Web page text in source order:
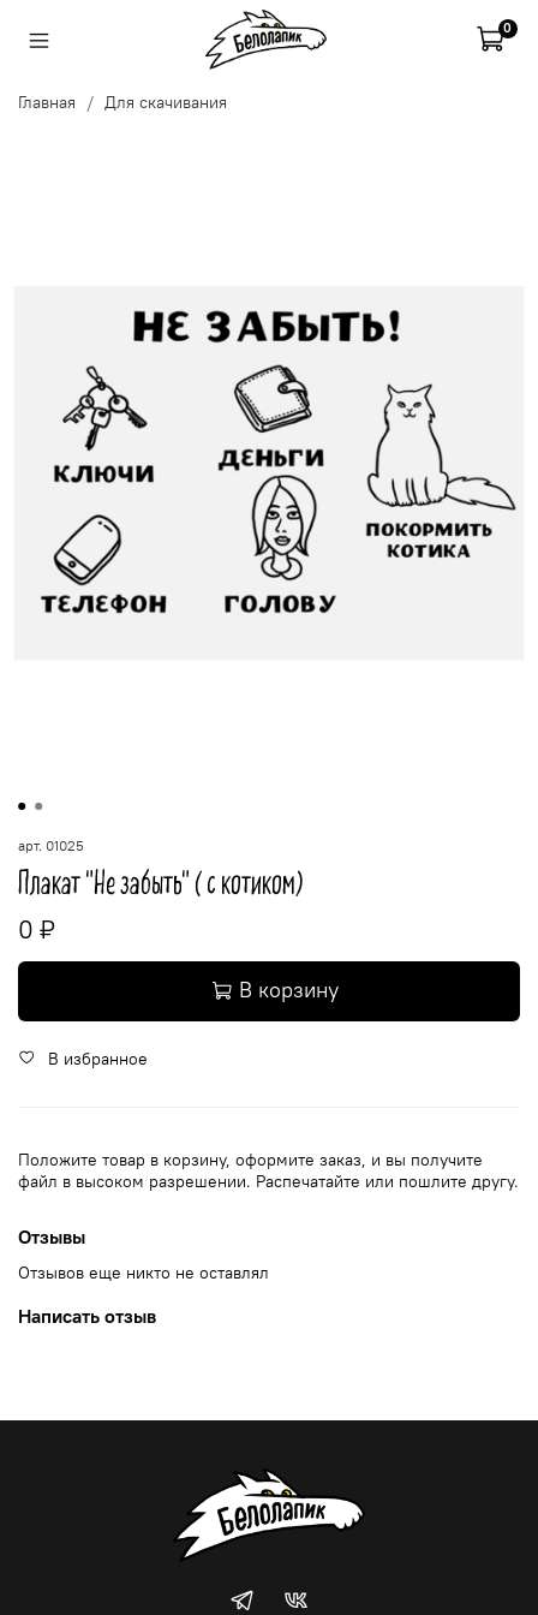
0
Главная Для скачивания
арт. 01025
Плакат "Не забыть" ( с котиком)
0 ₽
В корзину
В избранное
Положите товар в корзину, оформите заказ, и вы получите
файл в высоком разрешении. Распечатайте или пошлите другу.
Отзывы
Отзывов еще никто не оставлял
Написать отзыв